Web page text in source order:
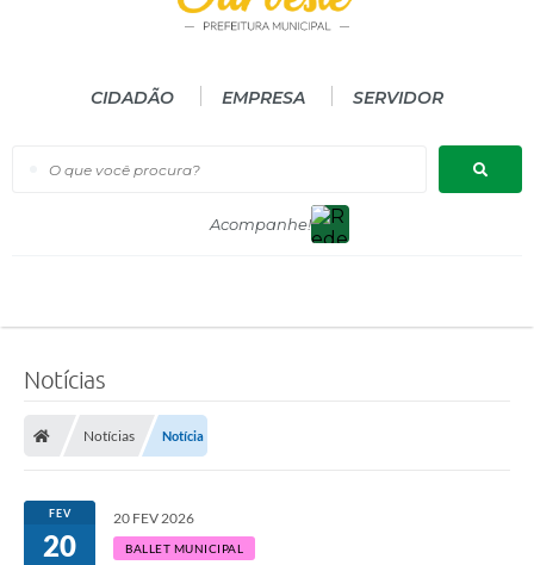
O que você procura?
CIDADÃO EMPRESA SERVIDOR
Notícias
Notícias Notícia
FEV
20
20 FEV 2026
BALLET MUNICIPAL